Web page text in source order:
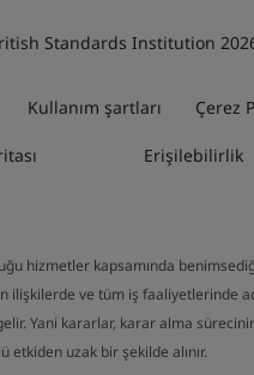
Standards Institution
Kullanım şartları Çerez
Erişilebilirlik
hizmetler kapsamında
ilişkilerde ve tüm iş faaliyetlerinde
Yani kararlar, karar alma sürecinin
etkiden uzak bir şekilde alınır.